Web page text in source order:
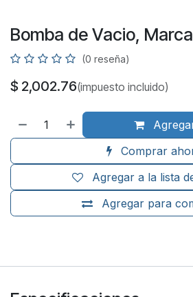
Bomba de Vacio,
(0 reseña)
$ 2,002.76(impuesto incluido)
Comprar
Agregar para
Agregar a la lista